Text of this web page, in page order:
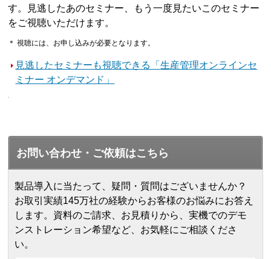
す。見逃したあのセミナー、もう一度見たいこのセミナー
をご視聴いただけます。
＊ 視聴には、お申し込みが必要となります。
見逃したセミナーも視聴できる「生産管理オンラインセ
ミナー オンデマンド」
お問い合わせ・ご依頼はこちら
製品導入に当たって、疑問・質問はございませんか？
お取引実績145万社の経験からお客様のお悩みにお答え
します。 資料のご請求、お見積りから、実機でのデモ
ンストレーション希望など、お気軽にご相談くださ
い。